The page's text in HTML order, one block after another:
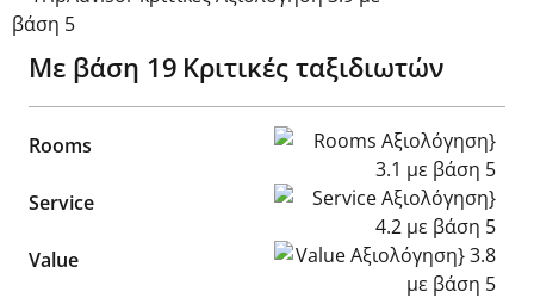
Με βάση 19 Κριτικές ταξιδιωτών
Rooms Rooms Αξιολόγηση} 3.1 με
Service Service Αξιολόγηση} 4.2 με
Value Value Αξιολόγηση} 3.8 με